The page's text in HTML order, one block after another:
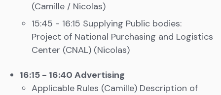
(Camille / Nicolas)
15:45 - 16:15 Supplying Public bodies:
Project of National Purchasing and Logistics
Center (CNAL) (Nicolas)
16:15 - 16:40 Advertising
Applicable Rules (Camille) Description of